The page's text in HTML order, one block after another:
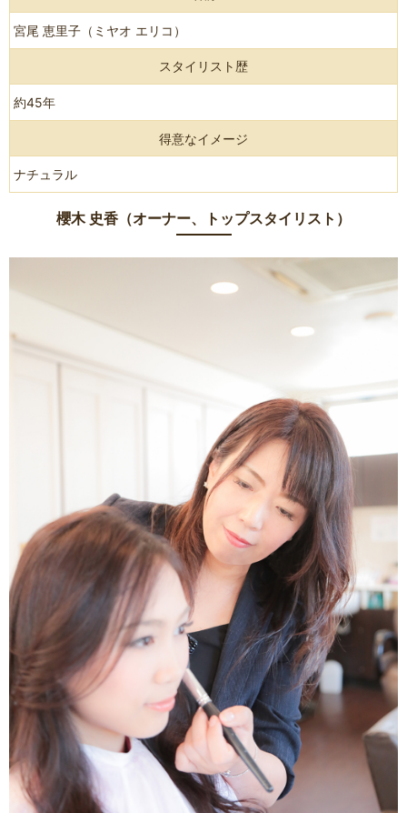
宮尾 恵里子（ミヤオ エリコ）
スタイリスト歴
約45年
得意なイメージ
ナチュラル
櫻木 史香（オーナー、トップスタイリスト）